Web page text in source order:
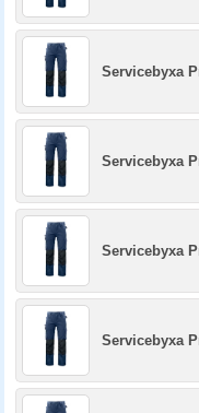
Servicebyxa
Servicebyxa
Servicebyxa
Servicebyxa